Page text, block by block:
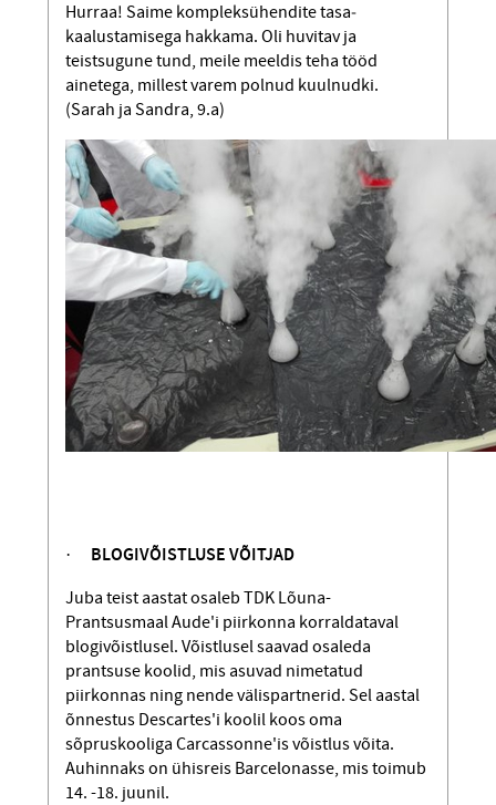
Hurraa! Saime kompleksühendite tasa­
kaalustamisega hakkama. Oli huvitav ja
teistsugune tund, meile meeldis teha tööd
ainetega, millest varem polnud kuulnudki.
(Sarah ja Sandra, 9.a)
· BLOGIVÕISTLUSE VÕITJAD
Juba teist aastat osaleb TDK Lõuna-
Prantsusmaal Aude'i piirkonna korraldataval
blogivõistlusel. Võistlusel saavad osaleda
prantsuse koolid, mis asuvad nimetatud
piirkonnas ning nende välispartnerid. Sel aastal
õnnestus Descartes'i koolil koos oma
sõpruskooliga Carcassonne'is võistlus võita.
Auhinnaks on ühisreis Barcelonasse, mis toimub
14. -18. juunil.